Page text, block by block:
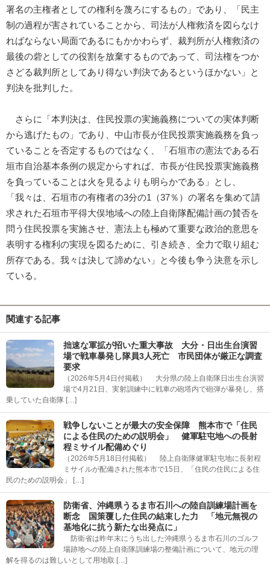
署名の主権者としての権利を蔑ろにするもの」であり、「民主
制の過程が害されていることから、司法が人権救済を図らなけ
ればならない局面であるにもかかわらず、裁判所が人権救済の
最後の砦としての役割を放棄するものであって、司法権をつか
さどる裁判所としてあり得ない判決であるというほかない」と
判決を批判した。
さらに「本判決は、住民投票の実施義務についての実体判断
から逃げたもの」であり、中山市長が住民投票実施義務を負っ
ていることを否定するものではなく、「石垣市の憲法である石
垣市自治基本条例の規定からすれば、市長が住民投票実施義務
を負っていることは火を見るよりも明らかである」とし、
「我々は、石垣市の有権者の3分の1（37％）の署名を集めて請
求された石垣市平得大俣地域への陸上自衛隊配備計画の賛否を
問う住民投票を実施させ、憲法上も極めて重要な政治的意思を
表明する権利の実現を図るために、引き続き、全力で取り組む
所存である。我々は決して諦めない」と今後も争う決意を示し
ている。
関連する記事
拙速な軍拡が招いた重大事故 大分・日出生台演習
場で戦車暴発し隊員3人死亡 市民団体が厳正な調査
要求
（2026年5月4日付掲載） 大分県の陸上自衛隊日出生台演習
場で4月21日、実射訓練中に戦車の砲塔内で砲弾が暴発し、搭
乗していた自衛隊 […]
戦争しないことが最大の安全保障 熊本市で「住民
による住民のための説明会」 健軍駐屯地への長射
程ミサイル配備めぐり
（2026年5月18日付掲載） 陸上自衛隊健軍駐屯地に長射程
ミサイルが配備された熊本市で15日、「住民の住民による住
民のための説明会」 […]
防衛省、沖縄県うるま市石川への陸自訓練場計画を
断念 国策覆した住民の結束した力 「地元無視の
基地化に抗う新たな出発点に」
防衛省は昨年末にうち出した沖縄県うるま市石川のゴルフ
場跡地への陸上自衛隊訓練場の整備計画について、地元の理
解を得るのは難しいとして用地取 […]